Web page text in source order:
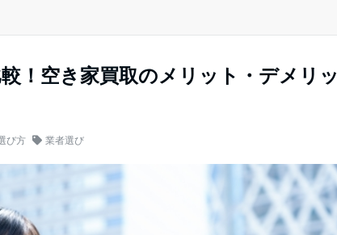
！空き家買取のメリット・デメリッ
び方 業者選び